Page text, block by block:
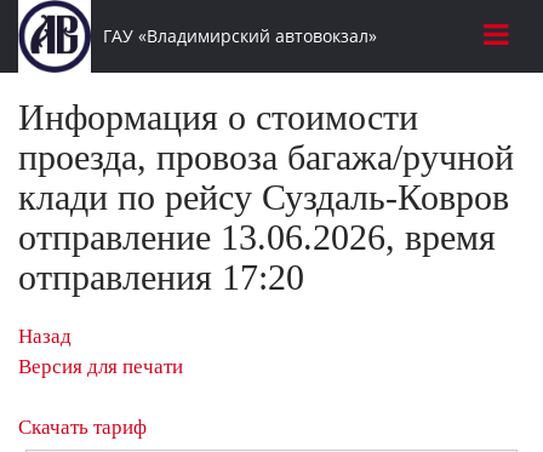
ГАУ «Владимирский автовокзал»
Информация о стоимости
проезда, провоза багажа/ручной
клади по рейсу Суздаль-Ковров
отправление 13.06.2026, время
отправления 17:20
Назад
Версия для печати
Скачать тариф